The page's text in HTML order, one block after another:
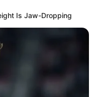
Is Jaw-Dropping